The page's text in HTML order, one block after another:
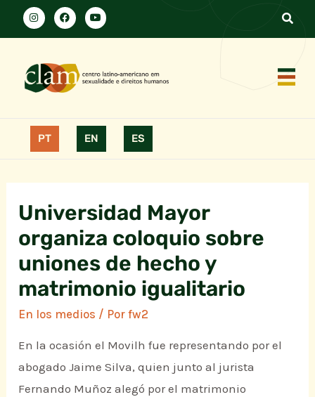
PT EN ES
Universidad Mayor
organiza coloquio sobre
uniones de hecho y
matrimonio igualitario
En los medios / Porfw2
En la ocasión el Movilh fue representando por el
abogado Jaime Silva, quien junto al jurista
Fernando Muñoz alegó por el matrimonio